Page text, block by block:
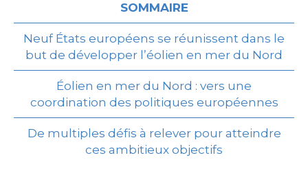
SOMMAIRE
Neuf États européens se réunissent dans le
but de développer l’éolien en mer du Nord
Éolien en mer du Nord : vers une
coordination des politiques européennes
De multiples défis à relever pour atteindre
ces ambitieux objectifs